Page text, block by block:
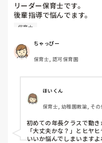
リーダー保育士です。
後輩指導で悩んでます。
初めて年長を持つ後輩がい
いで様子見てると直前に
り
他の職員に聞いてる様子も
よほど自分に聞きづらい
か、もうよくわからないで
対応にも悩みます。
保育士
ちゃっぴー
保育士, 認可保育園
ほいくん
保育士, 幼稚園教諭, そ
初めての年長クラスで動
「大丈夫かな？」とヒヤ
いいか悩んでしまいますよ